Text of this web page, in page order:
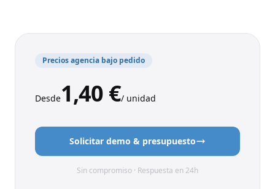
+49 151 24039748oinfo@brandtags.de
Precios agencia bajo pedido
Desde1,40 €/ unidad
Solicitar demo & presupuesto
Sin compromiso · Respuesta en 24h